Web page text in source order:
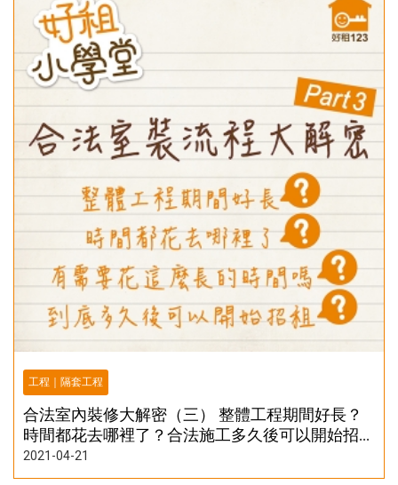
工程｜隔套工程
合法室內裝修大解密（三） 整體工程期間好長？
時間都花去哪裡了？合法施工多久後可以開始招
租？
2021-04-21